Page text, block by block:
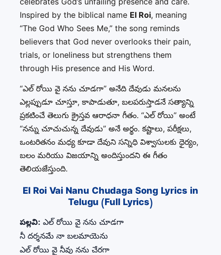
Inspired by the biblical name El Roi, meaning
“The God Who Sees Me,” the song reminds
believers that God never overlooks their pain,
trials, or loneliness but strengthens them
through His presence and His Word.
“ఎల్ రోయి వై నను చూడగా” అనేది దేవుడు మనలను
ఎల్లప్పుడూ చూస్తూ, కాపాడుతూ, బలపరుస్తాడనే సత్యాన్ని
ప్రకటించే తెలుగు క్రైస్తవ ఆరాధనా గీతం. “ఎల్ రోయి” అంటే
“నన్ను చూచుచున్న దేవుడు” అనే అర్థం. కష్టాలు, పరీక్షలు,
ఒంటరితనం మధ్య కూడా దేవుని సన్నిధి విశ్వాసులకు ధైర్యం,
బలం మరియు విజయాన్ని అందిస్తుందని ఈ గీతం
తెలియజేస్తుంది.
El Roi Vai Nanu Chudaga Song Lyrics in
Telugu (Full Lyrics)
పల్లవి: ఎల్ రోయి వై నను చూడగా
నీ దర్శనమే నా బలమాయెను
ఎల్ రోయి వై నీవు నను చేరగా